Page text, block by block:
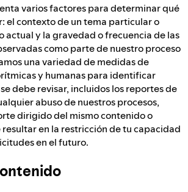
varios factores para determinar qué
el contexto de un tema particular o
actual y la gravedad o frecuencia de las
como parte de nuestro proceso
una variedad de medidas de
y humanas para identificar
debe revisar, incluidos los reportes de
abuso de nuestros procesos,
dirigido del mismo contenido o
en la restricción de tu capacidad
en el futuro.